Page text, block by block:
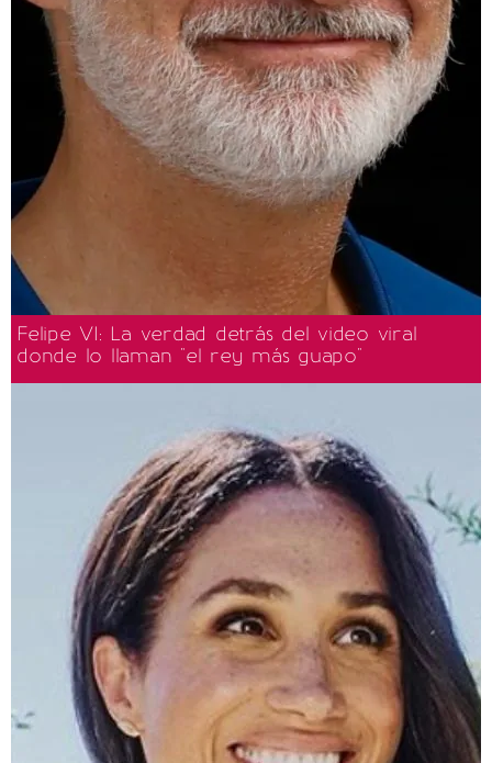
Felipe VI: La verdad detrás del video viral
donde lo llaman "el rey más guapo"